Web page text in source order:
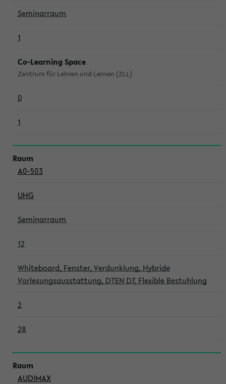
Seminarraum
1
Co-Learning Space
Zentrum für Lehren und Lernen (ZLL)
0
1
A0-503
UHG
Seminarraum
12
Whiteboard, Fenster, Verdunklung, Hybride
Vorlesungsausstattung, DTEN D7, Flexible Bestuhlung
2
28
AUDIMAX